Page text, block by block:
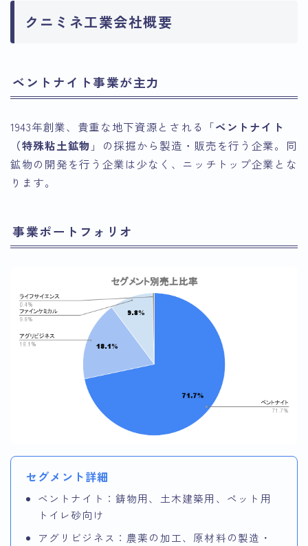
クニミネ工業会社概要
ベントナイト事業が主力
1943年創業、貴重な地下資源とされる「ベントナイト
（特殊粘土鉱物 」の採掘から製造・販売を行う企業。同
鉱物の開発を行う企業は少なく、ニッチトップ企業とな
ります。
事業ポートフォリオ
セグメント詳細
ベントナイト：鋳物用、土木建築用、ペット用
トイレ砂向け
アグリビジネス：農薬の加工、原材料の製造・